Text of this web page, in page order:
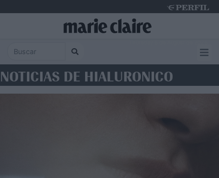
NOTICIAS DE HIALURONICO